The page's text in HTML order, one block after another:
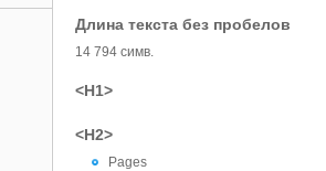
Длина текста без пробелов
14 794 симв.
<H1>
<H2>
Pages